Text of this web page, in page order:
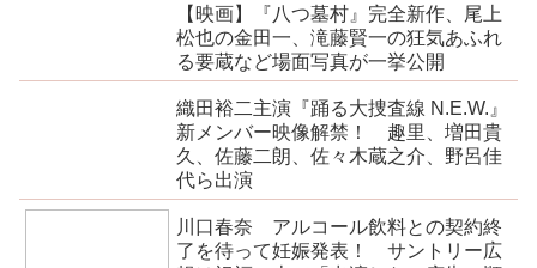
【映画】『八つ墓村』完全新作、尾上
松也の金田一、滝藤賢一の狂気あふれ
る要蔵など場面写真が一挙公開
織田裕二主演『踊る大捜査線 N.E.W.』
新メンバー映像解禁！ 趣里、増田貴
久、佐藤二朗、佐々木蔵之介、野呂佳
代ら出演
川口春奈 アルコール飲料との契約終
了を待って妊娠発表！ サントリー広